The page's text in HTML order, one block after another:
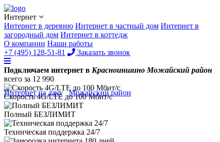
Интернет
Интернет в деревню Интернет в частный дом Интернет в
загородный дом Интернет в коттедж
О компании Наши работы
+7 (495) 128-51-81
Заказать звонок
Интернет на дачу/ Можайский район
Подключаем интернет в Красноиншино Можайский район
всего за 12 990
Скорость 4G/LTE до100 Мбит/с
Полный БЕЗЛИМИТ
Техническая поддержка 24/7